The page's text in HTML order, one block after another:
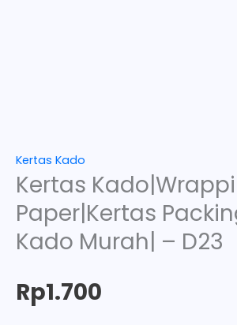
Kertas Kado
Kertas
Paper|Kertas
Kado Murah| – D23
Rp1.700